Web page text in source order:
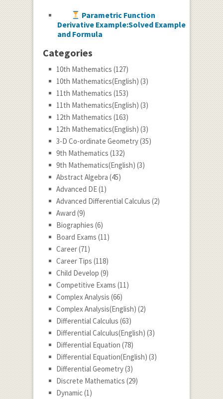
Parametric Function
Derivative Example:Solved Example
and Formula
Categories
10th Mathematics (127)
10th Mathematics(English) (3)
11th Mathematics (153)
11th Mathematics(English) (3)
12th Mathematics (163)
12th Mathematics(English) (3)
3-D Co-ordinate Geometry(35)
9th Mathematics (132)
9th Mathematics(English) (3)
Abstract Algebra (45)
Advanced DE(1)
Advanced Differential Calculus (2)
Award (9)
Biographies (6)
Board Exams (11)
Career(71)
Career Tips (118)
Child Develop (9)
Competitive Exams (11)
Complex Analysis (66)
Complex Analysis(English) (2)
Differential Calculus (63)
Differential Calculus(English) (3)
Differential Equation (78)
Differential Equation(English) (3)
Differential Geometry(3)
Discrete Mathematics (29)
Dynamic(1)